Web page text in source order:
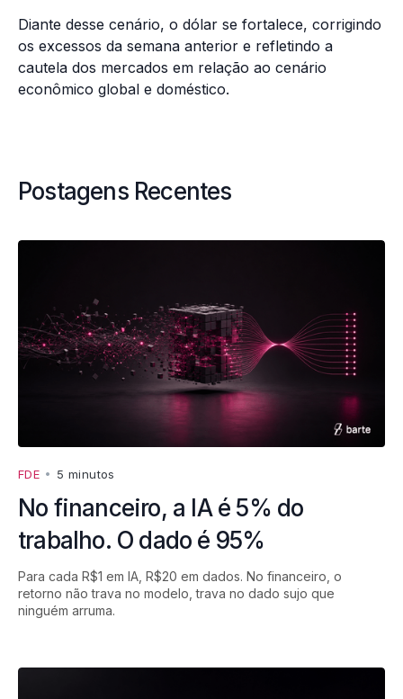
Diante desse cenário, o dólar se fortalece, corrigindo
os excessos da semana anterior e refletindo a
cautela dos mercados em relação ao cenário
econômico global e doméstico.
Postagens Recentes
FDE • 5 minutos
No financeiro, a IA é 5% do
trabalho. O dado é 95%
Para cada R$1 em IA, R$20 em dados. No financeiro, o
retorno não trava no modelo, trava no dado sujo que
ninguém arruma.